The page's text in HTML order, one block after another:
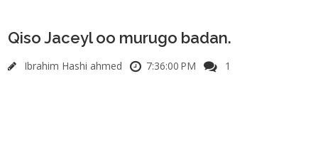
Qiso Jaceyl oo murugo badan.
Ibrahim Hashi ahmed 7:36:00 PM 1